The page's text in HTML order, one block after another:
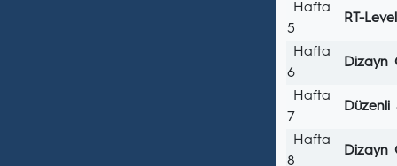
Hafta
5
RT-
Hafta
6
Dizayn
Hafta
7
Düzenli
Hafta
8
Dizayn